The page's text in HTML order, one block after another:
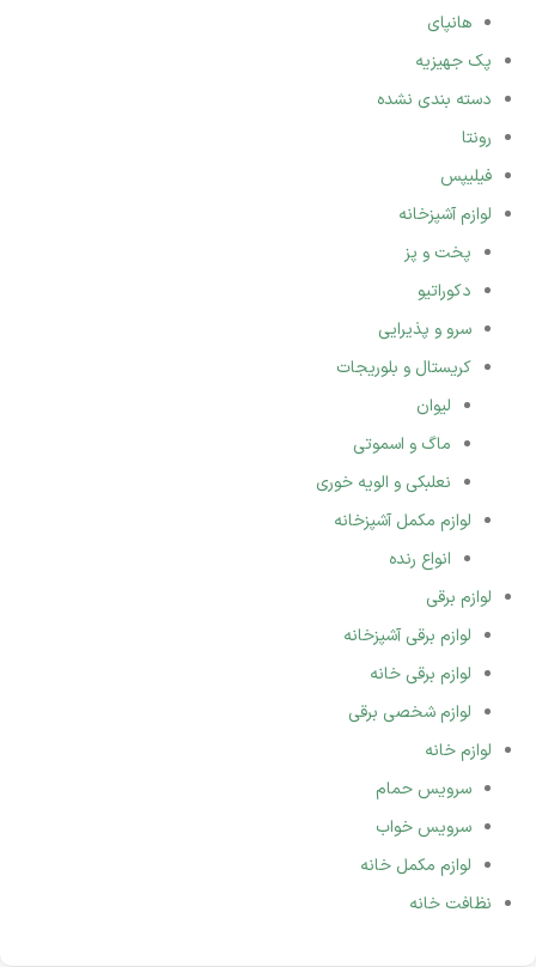
هانپای
پک جهیزیه
دسته بندی نشده
رونتا
فیلیپس
لوازم آشپزخانه
پخت و پز
دکوراتیو
سرو و پذیرایی
کریستال و بلوریجات
لیوان
ماگ و اسموتی
نعلبکی و الویه خوری
لوازم مکمل آشپزخانه
انواع رنده
لوازم برقی
لوازم برقی آشپزخانه
لوازم برقی خانه
لوازم شخصی برقی
لوازم خانه
سرویس حمام
سرویس خواب
لوازم مکمل خانه
نظافت خانه